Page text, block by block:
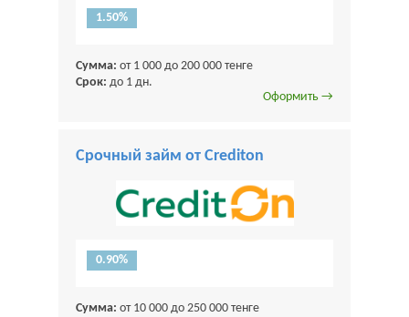
1.50%
Сумма: от 1 000 до 200 000 тенге
Срок: до 1 дн.
Оформить →
Срочный займ от Crediton
0.90%
Сумма: от 10 000 до 250 000 тенге